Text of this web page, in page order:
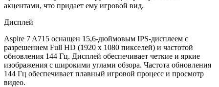
акцентами, что придает ему игровой вид.
Дисплей
Aspire 7 A715 оснащен 15,6-дюймовым IPS-дисплеем с
разрешением Full HD (1920 x 1080 пикселей) и частотой
обновления 144 Гц. Дисплей обеспечивает четкие и яркие
изображения с широкими углами обзора. Частота обновления
144 Гц обеспечивает плавный игровой процесс и просмотр
видео.